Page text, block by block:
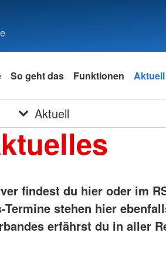
So geht das Funktionen Aktuell
Aktuell
findest du hier oder im
stehen hier
erfährst du in aller